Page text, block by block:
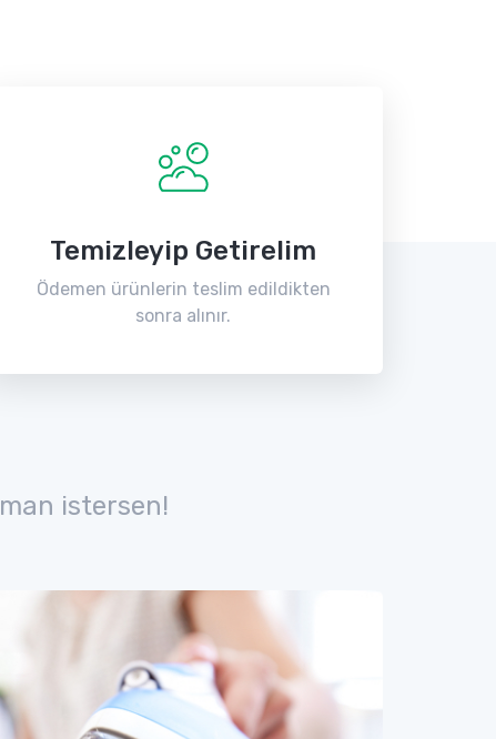
Temizleyip Getirelim
Ödemen ürünlerin teslim edildikten
sonra alınır.
istersen!